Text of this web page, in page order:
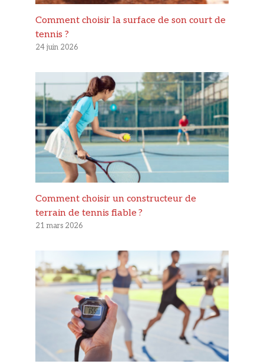
Comment choisir la surface de son court de
tennis ?
24 juin 2026
Comment choisir un constructeur de
terrain de tennis fiable ?
21 mars 2026